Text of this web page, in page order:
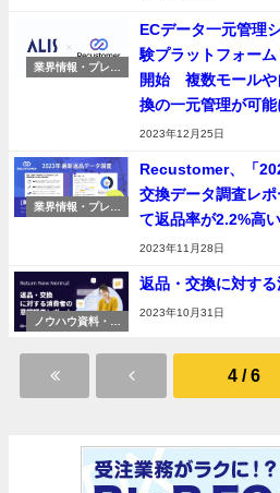
業界情報・プレス
ECデータ一元管理
験プラットフォー
開始 複数モールや
換の一元管理が可能
2023年12月25日
業界情報・プレス
Recustomer、「
交換データ調査レ
て返品率が2.2%高
2023年11月28日
ノウハウ資料・動
返品・交換に対す
2023年10月31日
4 / 6